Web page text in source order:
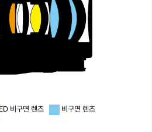
ED 비구면 렌즈 비구면 렌즈